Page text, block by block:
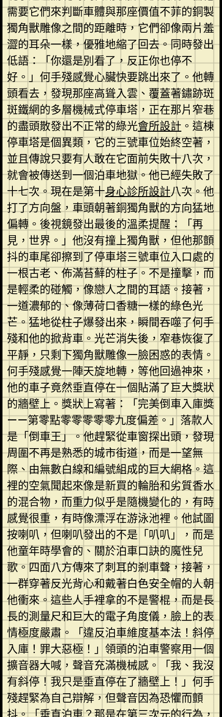
需要它們來判斷車體與那座價值不菲的銅製
獨角獸雕像之間的距離時，它們卻像兩片羞
澀的耳朵一樣，優雅地縮了回去。同時發出
低語：「你還是別看了，反正你也停不
好。」何手殘感覺心臟快要跳出來了。他轉
頭看去，發現那座高聳入雲、覆蓋著鏽跡斑
斑鐵網的多層機械式停車塔，正在那片窄巷
的盡頭散發出不正常的綠光會所設計 。這棟
停車塔是個異類，它的三號車位始終空著，
並且傳說只要有人敢在它面前失敗十八次，
就會被傳送到一個泊車地獄。他已經失敗了
十七次。現在是第十身心診所設計八次。他
打了方向盤，車頭朝著銅獨角獸的方向猛地
偏轉。後視鏡發出最後的溫柔提醒：「再
見，世界。」他沒有撞上獨角獸，但他那顫
抖的車尾卻擦到了停車塔三號車位入口處的
一根古老、佈滿苔蘚的柱子。不是撞擊，而
是輕柔的碰觸，像戀人之間的耳語。接著，
一道濃郁的、像薄荷口香糖一樣的綠色光
芒。猛地從柱子爆發出來，瞬間吞噬了何手
殘和他的掀背車。光芒消失後，窄巷恢復了
平靜，只剩下獨角獸雕像一臉困惑的表情。
何手殘感覺一陣天旋地轉，等他回過神來，
他的車子竟然垂直停在一個貼滿了巨大獎狀
的牆壁上。獎狀上寫著：「完美倒車入庫獎
——第零點零零零零零九度偏差。」落款人
是「倒車王」。他趕緊從車窗探出頭，發現
周圍不再是熟悉的城市街道，而是一望無
際、由無數白線和編號組成的巨大網格。這
裡的空氣聞起來像是新買的輪胎和劣質香水
的混合物，而重力似乎是隨機變化的，有時
感覺很重，有時像漂浮在游泳池裡。他試圖
按喇叭，但喇叭發出的不是「叭叭」，而是
他童年時學會的、關於泊車口訣的魔性兒
歌。四面八方傳來了刺耳的剎車聲，接著，
一群穿著反光背心和戴著白色安全帽的人朝
他衝來。這些人手裡拿的不是警棍，而是長
長的測量尺和巨大的電子角度儀，臉上的表
情極度嚴肅。「違反泊車維度基本法！斜停
入庫！罪大惡極！」領頭的泊車警察用一個
擴音器大喊，聲音充滿機械感。「我、我沒
有斜停！我只是垂直停在了牆壁上！」何手
殘趕緊為自己辯解，但聲音因為恐懼而顫